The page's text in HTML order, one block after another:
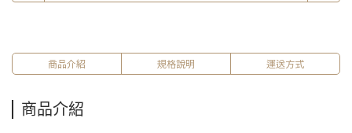
商品介紹 規格說明 運送方式
商品介紹